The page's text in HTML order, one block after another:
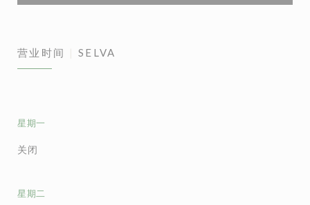
营业时间 SELVA
星期一
关闭
星期二